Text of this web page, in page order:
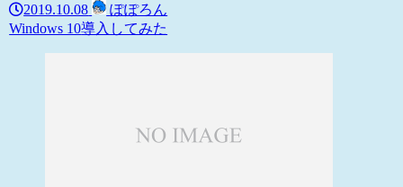
2019.10.08
ぽぽろん
Windows 10導入してみた